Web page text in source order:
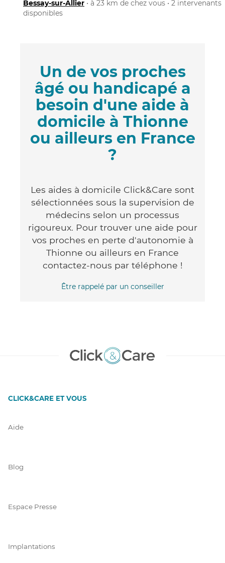
Bessay-sur-Allier • à 23 km de chez vous • 2 intervenants
disponibles
Un de vos proches
âgé ou handicapé a
besoin d'une aide à
domicile à Thionne
ou ailleurs en France
?
Les aides à domicile Click&Care sont
sélectionnées sous la supervision de
médecins selon un processus
rigoureux. Pour trouver une aide pour
vos proches en perte d'autonomie à
Thionne ou ailleurs en France
contactez-nous par téléphone !
Être rappelé par un conseiller
CLICK&CARE ET VOUS
Aide
Blog
Espace Presse
Implantations